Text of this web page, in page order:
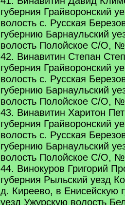
губерния Грайворонский
волость с. Русская
губернию Барнаульский
волость Полойское С/О,
42. Винавитин Степан
губерния Грайворонский
волость с. Русская
губернию Барнаульский
волость Полойское С/О,
43. Винавитин Харитон
губерния Грайворонский
волость с. Русская
губернию Барнаульский
волость Полойское С/О,
44. Винокуров Григорий
губерния Рыльский уезд
д. Киреево, в Енисейскую
уезд Ужурскую волость